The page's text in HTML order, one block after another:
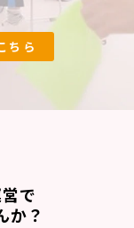
ちら
で
か？